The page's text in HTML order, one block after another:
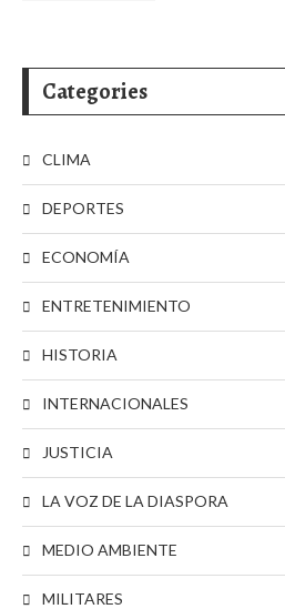
Categories
CLIMA
DEPORTES
ECONOMÍA
ENTRETENIMIENTO
HISTORIA
INTERNACIONALES
JUSTICIA
LA VOZ DE LA DIASPORA
MEDIO AMBIENTE
MILITARES